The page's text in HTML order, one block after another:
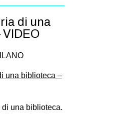
di una
una biblioteca.